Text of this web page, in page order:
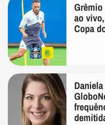
ao
Copa